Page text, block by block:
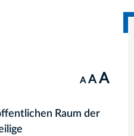
A A A
Raum der